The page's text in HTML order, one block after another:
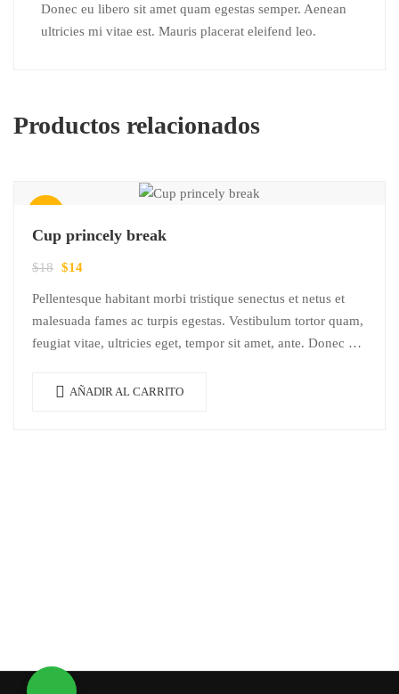
Donec eu libero sit amet quam egestas semper. Aenean
ultricies mi vitae est. Mauris placerat eleifend leo.
Productos relacionados
Cup princely break
$18 El
$14El
Pellentesque habitant morbi tristique senectus et netus et
malesuada fames ac turpis egestas. Vestibulum tortor quam,
feugiat vitae, ultricies eget, tempor sit amet, ante. Donec eu
AÑADIR AL CARRITO